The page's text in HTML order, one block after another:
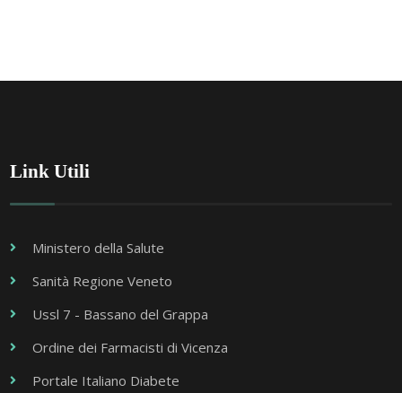
Link Utili
Ministero della Salute
Sanità Regione Veneto
Ussl 7 - Bassano del Grappa
Ordine dei Farmacisti di Vicenza
Portale Italiano Diabete